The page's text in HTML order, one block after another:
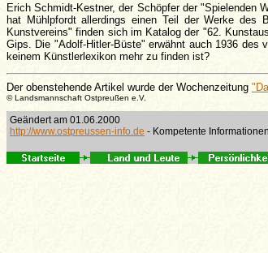
Erich Schmidt-Kestner, der Schöpfer der "Spielenden
hat Mühlpfordt allerdings einen Teil der Werke des
Kunstvereins" finden sich im Katalog der "62.
Gips. Die "Adolf-Hitler-Büste" erwähnt auch 1936
keinem Künstlerlexikon mehr zu finden ist?
Der obenstehende Artikel wurde der Wochenzeitung
© Landsmannschaft Ostpreußen e.V.
Geändert am 01.06.2000
http://www.ostpreussen-info.de - Kompetente